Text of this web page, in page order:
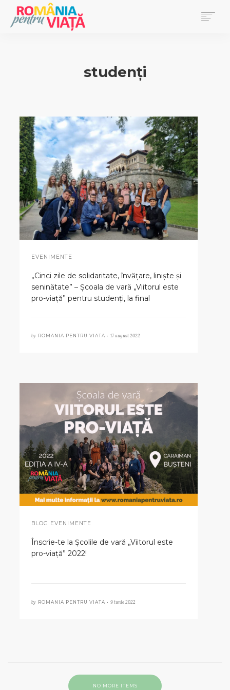
SEARCH
studenți
EVENIMENTE
„Cinci zile de solidaritate, învățare, liniște și
seninătate” – Școala de vară „Viitorul este
pro-viață” pentru studenți, la final
by ROMANIA PENTRU VIATA • 17 august 2022
BLOG EVENIMENTE
Înscrie-te la Școlile de vară „Viitorul este
pro-viață” 2022!
by ROMANIA PENTRU VIATA • 9 iunie 2022
NO MORE ITEMS